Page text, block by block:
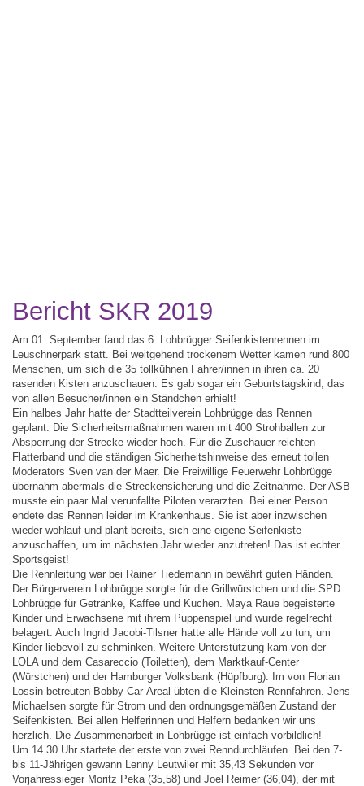
Bericht SKR 2019
Am 01. September fand das 6. Lohbrügger Seifenkistenrennen im
Leuschnerpark statt. Bei weitgehend trockenem Wetter kamen rund 800
Menschen, um sich die 35 tollkühnen Fahrer/innen in ihren ca. 20
rasenden Kisten anzuschauen. Es gab sogar ein Geburtstagskind, das
von allen Besucher/innen ein Ständchen erhielt!
Ein halbes Jahr hatte der Stadtteilverein Lohbrügge das Rennen
geplant. Die Sicherheitsmaßnahmen waren mit 400 Strohballen zur
Absperrung der Strecke wieder hoch. Für die Zuschauer reichten
Flatterband und die ständigen Sicherheitshinweise des erneut tollen
Moderators Sven van der Maer. Die Freiwillige Feuerwehr Lohbrügge
übernahm abermals die Streckensicherung und die Zeitnahme. Der ASB
musste ein paar Mal verunfallte Piloten verarzten. Bei einer Person
endete das Rennen leider im Krankenhaus. Sie ist aber inzwischen
wieder wohlauf und plant bereits, sich eine eigene Seifenkiste
anzuschaffen, um im nächsten Jahr wieder anzutreten! Das ist echter
Sportsgeist!
Die Rennleitung war bei Rainer Tiedemann in bewährt guten Händen.
Der Bürgerverein Lohbrügge sorgte für die Grillwürstchen und die SPD
Lohbrügge für Getränke, Kaffee und Kuchen. Maya Raue begeisterte
Kinder und Erwachsene mit ihrem Puppenspiel und wurde regelrecht
belagert. Auch Ingrid Jacobi-Tilsner hatte alle Hände voll zu tun, um
Kinder liebevoll zu schminken. Weitere Unterstützung kam von der
LOLA und dem Casareccio (Toiletten), dem Marktkauf-Center
(Würstchen) und der Hamburger Volksbank (Hüpfburg). Im von Florian
Lossin betreuten Bobby-Car-Areal übten die Kleinsten Rennfahren. Jens
Michaelsen sorgte für Strom und den ordnungsgemäßen Zustand der
Seifenkisten. Bei allen Helferinnen und Helfern bedanken wir uns
herzlich. Die Zusammenarbeit in Lohbrügge ist einfach vorbildlich!
Um 14.30 Uhr startete der erste von zwei Renndurchläufen. Bei den 7-
bis 11-Jährigen gewann Lenny Leutwiler mit 35,43 Sekunden vor
Vorjahressieger Moritz Peka (35,58) und Joel Reimer (36,04), der mit